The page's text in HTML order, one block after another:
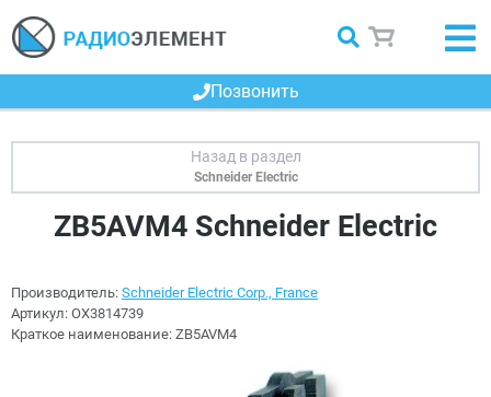
Позвонить
Schneider Electric
ZB5AVM4 Schneider Electric
Производитель: Schneider Electric Corp., France
Артикул: OX3814739
Краткое наименование: ZB5AVM4